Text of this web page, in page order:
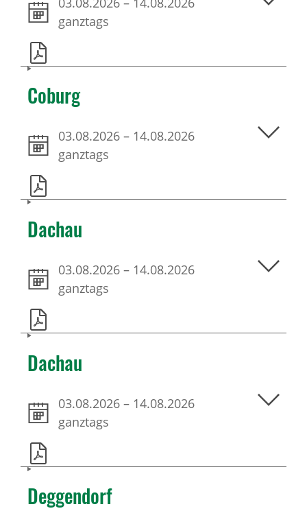
ganztags
Coburg
03.08.2026 – 14.08.2026
ganztags
Dachau
03.08.2026 – 14.08.2026
ganztags
Dachau
03.08.2026 – 14.08.2026
ganztags
Deggendorf